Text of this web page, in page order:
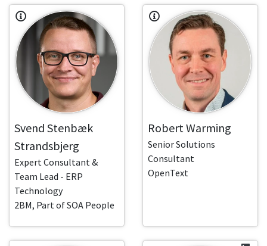
Svend Stenbæk
Strandsbjerg
Expert Consultant &
Team Lead - ERP
Technology
2BM, Part of SOA People
Robert Warming
Senior Solutions
Consultant
OpenText